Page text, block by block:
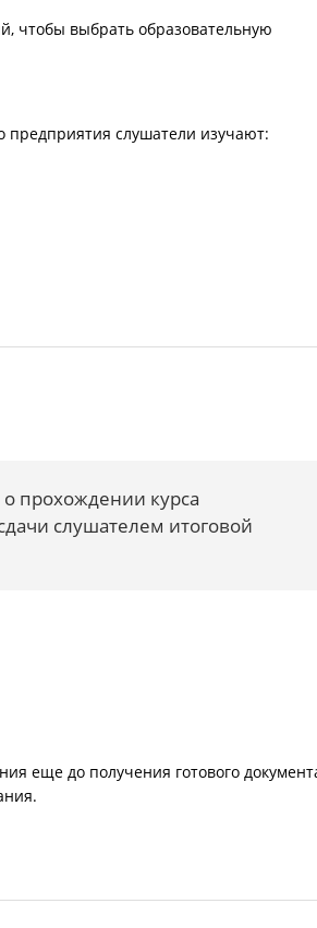
чтобы выбрать образовательную
предприятия слушатели изучают:
прохождении курса
слушателем итоговой
еще до получения готового